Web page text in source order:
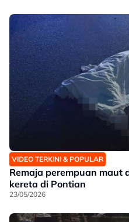
VIDEO TERKINI & POPULAR
Remaja perempuan maut
kereta di Pontian
23/05/2026